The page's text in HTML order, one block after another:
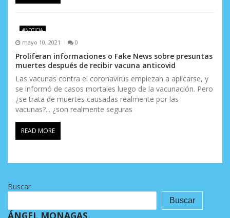
#NOTICIA
mayo 10, 2021 0
Proliferan informaciones o Fake News sobre presuntas
muertes después de recibir vacuna anticovid
Las vacunas contra el coronavirus empiezan a aplicarse, y
se informó de casos mortales luego de la vacunación. Pero
¿se trata de muertes causadas realmente por las
vacunas?... ¿son realmente seguras
READ MORE
Buscar
Buscar
ÁNGEL MONAGAS